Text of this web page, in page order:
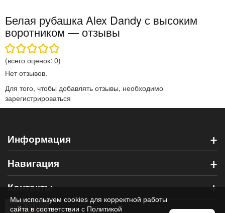
Белая рубашка Alex Dandy с высоким
воротником — отзывы
(всего оценок: 0)
Нет отзывов.
Для того, чтобы добавлять отзывы, необходимо
зарегистрироваться
Информация +
Навигация +
Контакты +
Мы используем cookies для корректной работы
сайта в соответствии с Политикой